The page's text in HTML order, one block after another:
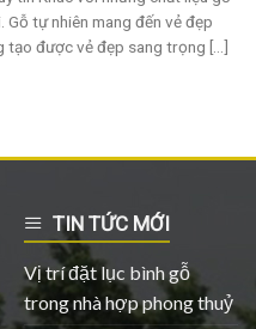
Gỗ tự nhiên mang đến vẻ đẹp
tạo được vẻ đẹp sang trọng [...]
TIN TỨC MỚI
Vị trí đặt lục bình gỗ
trong nhà hợp phong thuỷ